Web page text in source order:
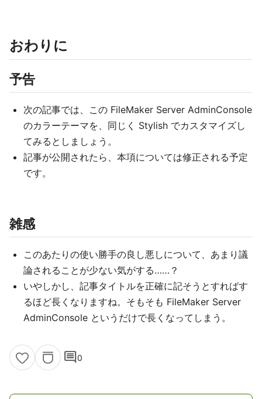
おわりに
予告
次の記事では、この FileMaker Server AdminConsole
のカラーテーマを、同じく Stylish でカスタマイズし
てみるとしましょう。
記事が公開されたら、本項については修正される予定
です。
雑感
このあたりの使い勝手の良し悪しについて、あまり議
論されることが少ない気がする……？
いやしかし、記事タイトルを正確に記そうとすればす
るほど長くなりますね。そもそも FileMaker Server
AdminConsole というだけで長くなってしまう。
comment0